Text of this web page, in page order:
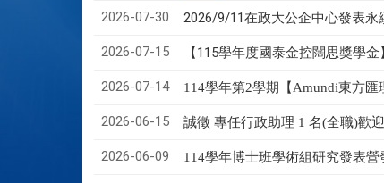
2026-07-30 2026/9/11在政大公企中心發表永
2026-07-15 【115學年度國泰金控闊思獎學
2026-07-14 114學年第2學期【Amundi東方
2026-06-15 誠徵 專任行政助理 1 名(全職)歡
2026-06-09 114學年博士班學術組研究發表